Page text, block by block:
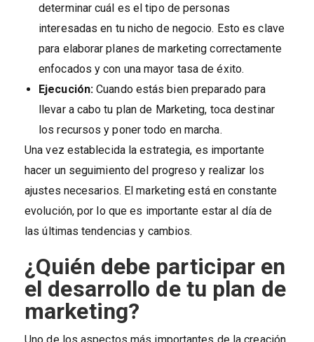
determinar cuál es el tipo de personas
interesadas en tu nicho de negocio. Esto es clave
para elaborar planes de marketing correctamente
enfocados y con una mayor tasa de éxito.
Ejecución: Cuando estás bien preparado para
llevar a cabo tu plan de Marketing, toca destinar
los recursos y poner todo en marcha.
Una vez establecida la estrategia, es importante
hacer un seguimiento del progreso y realizar los
ajustes necesarios. El marketing está en constante
evolución, por lo que es importante estar al día de
las últimas tendencias y cambios.
¿Quién debe participar en
el desarrollo de tu plan de
marketing?